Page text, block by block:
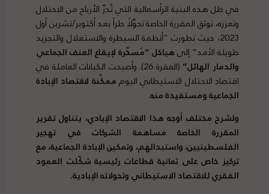
في ظل هذه البنية الرأسمالية التي تُدرّ الأرباح من الاحتلال
وتعززه، توثق المقررة الخاصة تحوّلًا طرأ بعد أكتوبر/تشرين أول
2023، حيث تطورت “أنظمة السيطرة والاستغلال والتجريد
طويلة الأمد” إلىهياكل “مُسخّرة لإيقاع العنف الجماعي
والدمار الهائل”
(الفقرة 26). وأصبحت الكيانات العاملة في
اقتصاد الاحتلال الاستيطاني اليومممكِّنة لاقتصاد الإبادة
الجماعية ومستفيدة منه.
ولشرح مختلف أوجه هذا الاقتصاد الإبادي، يتناول تقرير
المقررة الخاصة مساهمة الشركات في تهجير
الفلسطينيين، واستبدالهم، وتمكين الإبادة الجماعية، مع
تركيز خاص على ثمانية قطاعات رئيسية شكّلت العمود
الفقري للاقتصاد الاستيطاني وتحولاته الإبادية.